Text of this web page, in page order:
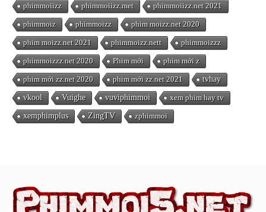
phimmoiizz phimmoiizz.met phimmoiizz.net 2021
phimmoiz phimmoizz phim moizz.net 2020
phim moizz.net 2021 phimmoizz.nett phimmoizzz
phimmoizzz.net 2020 Phim mới phim mới z
phim mới zz.net 2020 phim mới zz.net 2021 tvhay
vkool Vuighe vuviphimmoi xem phim hay tv
xemphimplus ZingTV zphimmoi